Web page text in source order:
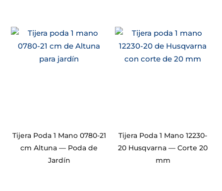
Tijera Poda 1 Mano 0780-21
cm Altuna — Poda de
Jardín
Tijera Poda 1 Mano 12230-
20 Husqvarna — Corte 20
mm